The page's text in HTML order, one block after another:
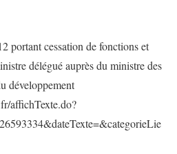
portant cessation de fonctions et
délégué auprès du ministre des
développement
affichTexte.do?